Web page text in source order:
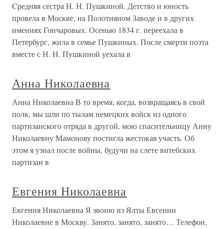
Cредняя сестра Н. Н. Пушкиной. Детство и юность
провела в Москве, на Полотняном Заводе и в других
имениях Гончаровых. Осенью 1834 г. переехала в
Петербург, жила в семье Пушкиных. После смерти поэта
вместе с Н. Н. Пушкиной уехала в
Анна Николаевна
Анна Николаевна В то время, когда, возвращаясь в свой
полк, мы шли по тылам немецких войск из одного
партизанского отряда в другой, мою спасительницу Анну
Николаевну Мамонову постигла жестокая участь. Об
этом я узнал после войны, будучи на слете витебских
партизан в
Евгения Николаевна
Евгения Николаевна Я звоню из Ялты Евгении
Николаевне в Москву. Занято, занято, занято… Телефон,